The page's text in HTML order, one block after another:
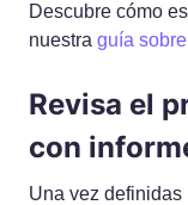
Descubre cómo
nuestra guía
Revisa el
con
Una vez definidas